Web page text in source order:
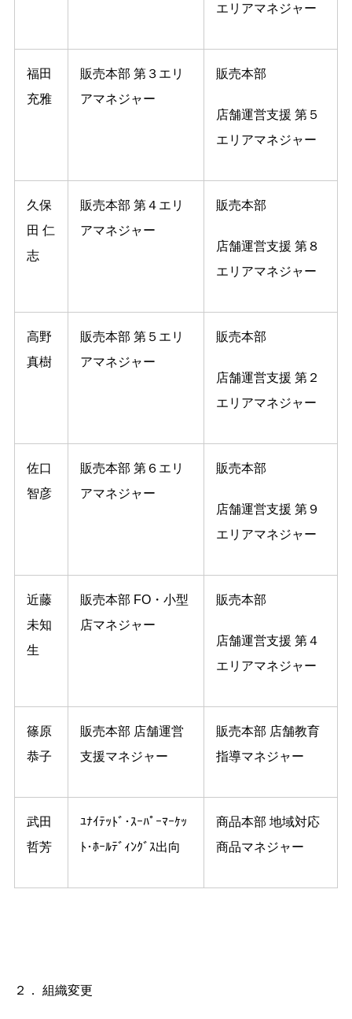
エリアマネジャー
福田
充雅
販売本部 第３エリ
アマネジャー
販売本部
店舗運営支援 第５
エリアマネジャー
久保
田 仁
志
販売本部 第４エリ
アマネジャー
販売本部
店舗運営支援 第８
エリアマネジャー
高野
真樹
販売本部 第５エリ
アマネジャー
販売本部
店舗運営支援 第２
エリアマネジャー
佐口
智彦
販売本部 第６エリ
アマネジャー
販売本部
店舗運営支援 第９
エリアマネジャー
近藤
未知
生
販売本部 FO・小型
店マネジャー
販売本部
店舗運営支援 第４
エリアマネジャー
篠原
恭子
販売本部 店舗運営
支援マネジャー
販売本部 店舗教育
指導マネジャー
武田
哲芳
ﾕﾅｲﾃｯﾄﾞ･ｽｰﾊﾟｰﾏｰｹｯ
ﾄ･ﾎｰﾙﾃﾞｨﾝｸﾞｽ出向
商品本部 地域対応
商品マネジャー
２． 組織変更